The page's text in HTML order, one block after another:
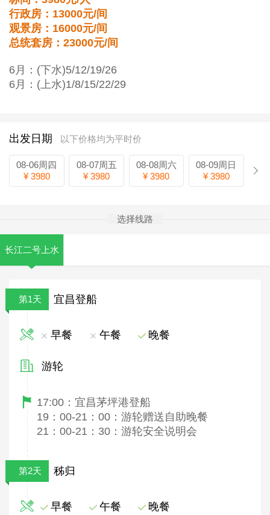
行政房：13000元/间
观景房：16000元/间
总统套房：23000元/间
6月：(下水)5/12/19/26
6月： (上水)1/8/15/22/29
出发日期 以下价格均为平时价
08-06周四
¥ 3980
08-07周五
¥ 3980
08-08周六
¥ 3980
08-09周日
¥ 3980
选择线路
长江二号上水
第1天 宜昌登船
早餐 午餐 晚餐
游轮
17:00：宜昌茅坪港登船
19：00-21：00：游轮赠送自助晚餐
21：00-21：30：游轮安全说明会
第2天 秭归
早餐 午餐 晚餐